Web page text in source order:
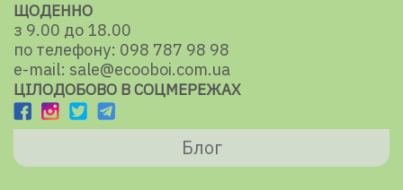
ЩОДЕННО
з 9.00 до 18.00
по телефону: 098 787 98 98
e-mail: sale@ecooboi.com.ua
ЦІЛОДОБОВО В СОЦМЕРЕЖАХ
Блог